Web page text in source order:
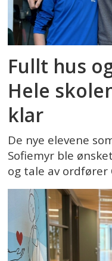
Fullt hus
Hele
klar
De nye elevene
Sofiemyr ble
og tale av ordfører